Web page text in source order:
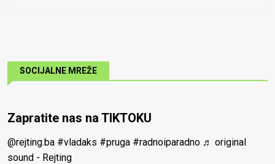
SOCIJALNE MREŽE
Zapratite nas na TIKTOKU
@rejting.ba #vladaks #pruga #radnoiparadno ♬ original
sound - Rejting